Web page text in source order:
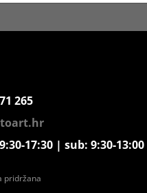
265
17:30 | sub: 9:30-13:00
pridržana